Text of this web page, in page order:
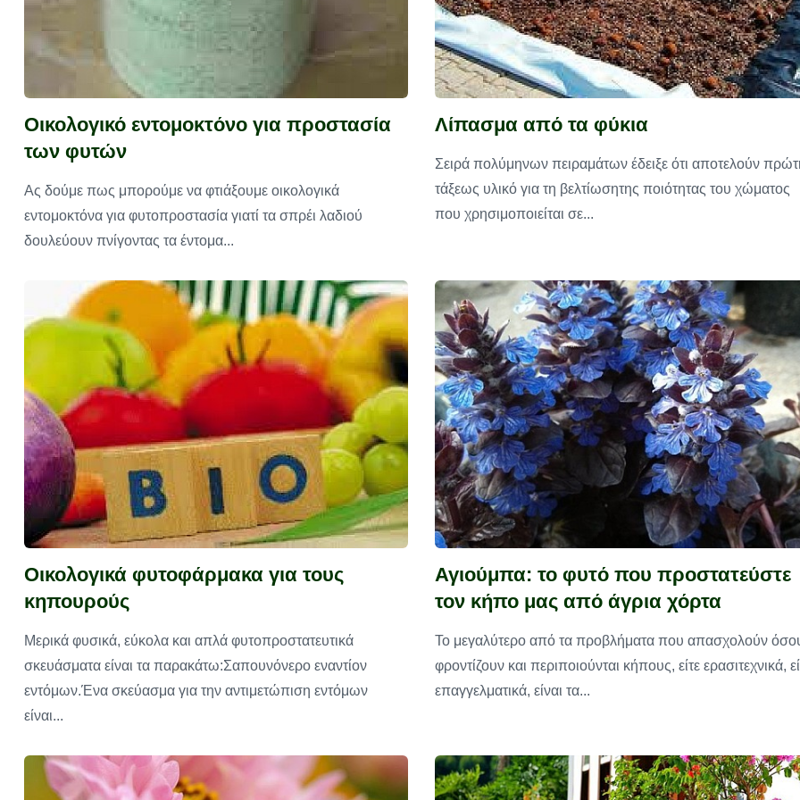
Οικολογικό εντομοκτόνο για προστασία
των φυτών
Ας δούμε πως μπορούμε να φτιάξουμε οικολογικά
εντομοκτόνα για φυτοπροστασία γιατί τα σπρέι λαδιού
δουλεύουν πνίγοντας τα έντομα...
Λίπασμα από τα φύκια
Σειρά πολύμηνων πειραμάτων έδειξε ότι αποτελούν
τάξεως υλικό για τη βελτίωσητης ποιότητας του χώματος
που χρησιμοποιείται σε...
Οικολογικά φυτοφάρμακα για τους
κηπουρούς
Μερικά φυσικά, εύκολα και απλά φυτοπροστατευτικά
σκευάσματα είναι τα παρακάτω:Σαπουνόνερο εναντίον
εντόμων.Ένα σκεύασμα για την αντιμετώπιση εντόμων
είναι...
Αγιούμπα: το φυτό που προστατεύστε
τον κήπο μας από άγρια χόρτα
Το μεγαλύτερο από τα προβλήματα που απασχολούν
φροντίζουν και περιποιούνται κήπους, είτε ερασιτεχνικά,
επαγγελματικά, είναι τα...